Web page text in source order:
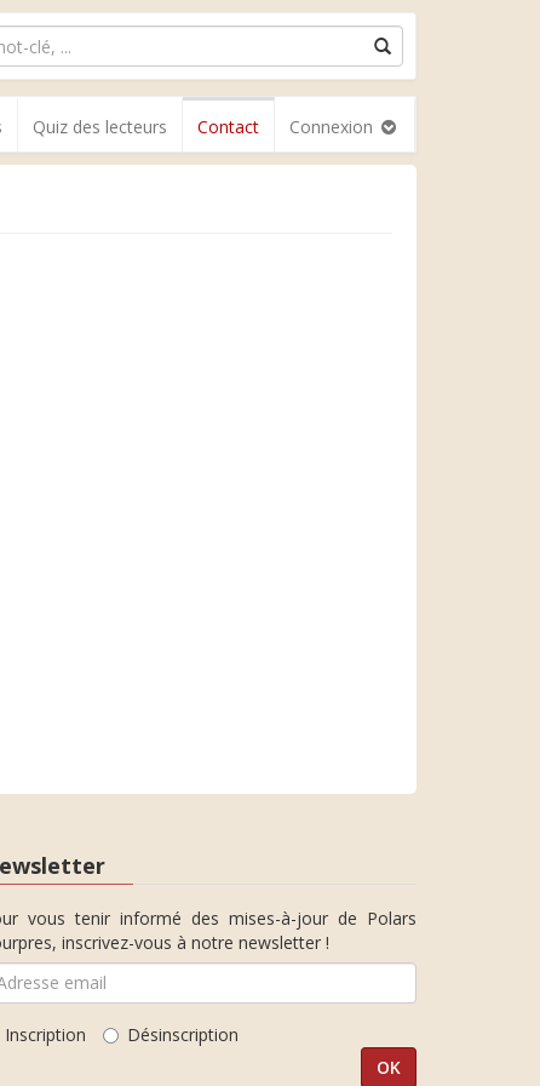
Quiz des lecteurs Contact Connexion
vous tenir informé des mises-à-jour de Polars
inscrivez-vous à notre newsletter !
Inscription Désinscription